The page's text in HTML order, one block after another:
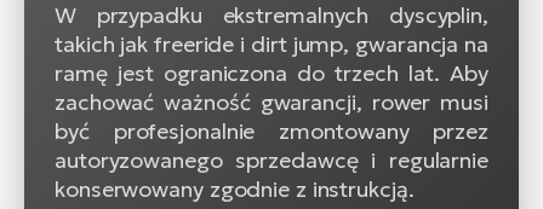
W przypadku ekstremalnych dyscyplin,
takich jak freeride i dirt jump, gwarancja na
ramę jest ograniczona do trzech lat. Aby
zachować ważność gwarancji, rower musi
być profesjonalnie zmontowany przez
autoryzowanego sprzedawcę i regularnie
konserwowany zgodnie z instrukcją.